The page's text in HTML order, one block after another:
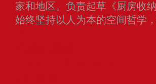
家和地区。负责起草《厨房收
始终坚持以人为本的空间哲学